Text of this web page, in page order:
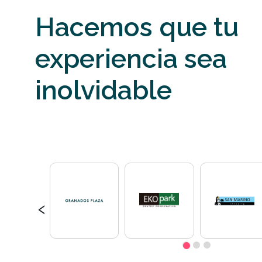
Hacemos que tu
experiencia sea
inolvidable
‹